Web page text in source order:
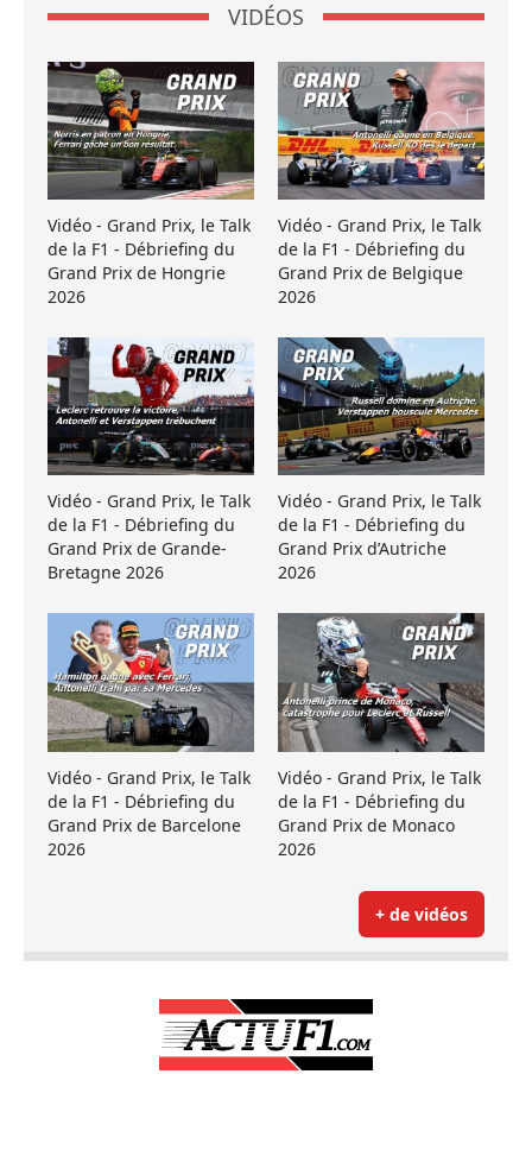
VIDÉOS
Vidéo - Grand Prix, le Talk
de la F1 - Débriefing du
Grand Prix de Hongrie
2026
Vidéo - Grand Prix, le Talk
de la F1 - Débriefing du
Grand Prix de Belgique
2026
Vidéo - Grand Prix, le Talk
de la F1 - Débriefing du
Grand Prix de Grande-
Bretagne 2026
Vidéo - Grand Prix, le Talk
de la F1 - Débriefing du
Grand Prix d’Autriche
2026
Vidéo - Grand Prix, le Talk
de la F1 - Débriefing du
Grand Prix de Barcelone
2026
Vidéo - Grand Prix, le Talk
de la F1 - Débriefing du
Grand Prix de Monaco
2026
+ de vidéos